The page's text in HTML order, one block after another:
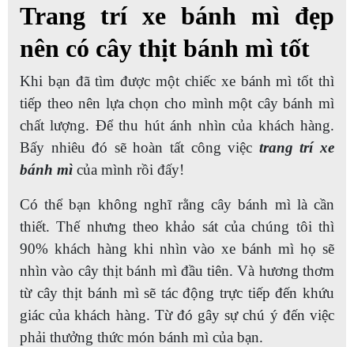
Trang trí xe bánh mì đẹp
nên có cây thịt bánh mì tốt
Khi bạn đã tìm được một chiếc xe bánh mì tốt thì
tiếp theo nên lựa chọn cho mình một cây bánh mì
chất lượng. Để thu hút ánh nhìn của khách hàng.
Bấy nhiêu đó sẽ hoàn tất công việc trang trí xe
bánh mì của mình rồi đấy!
Có thể bạn không nghĩ rằng cây bánh mì là cần
thiết. Thế nhưng theo khảo sát của chúng tôi thì
90% khách hàng khi nhìn vào xe bánh mì họ sẽ
nhìn vào cây thịt bánh mì đầu tiên. Và hương thơm
từ cây thịt bánh mì sẽ tác động trực tiếp đến khứu
giác của khách hàng. Từ đó gây sự chú ý đến việc
phải thưởng thức món bánh mì của bạn.